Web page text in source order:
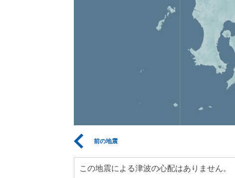
前の地震
この地震による津波の心配はありません。